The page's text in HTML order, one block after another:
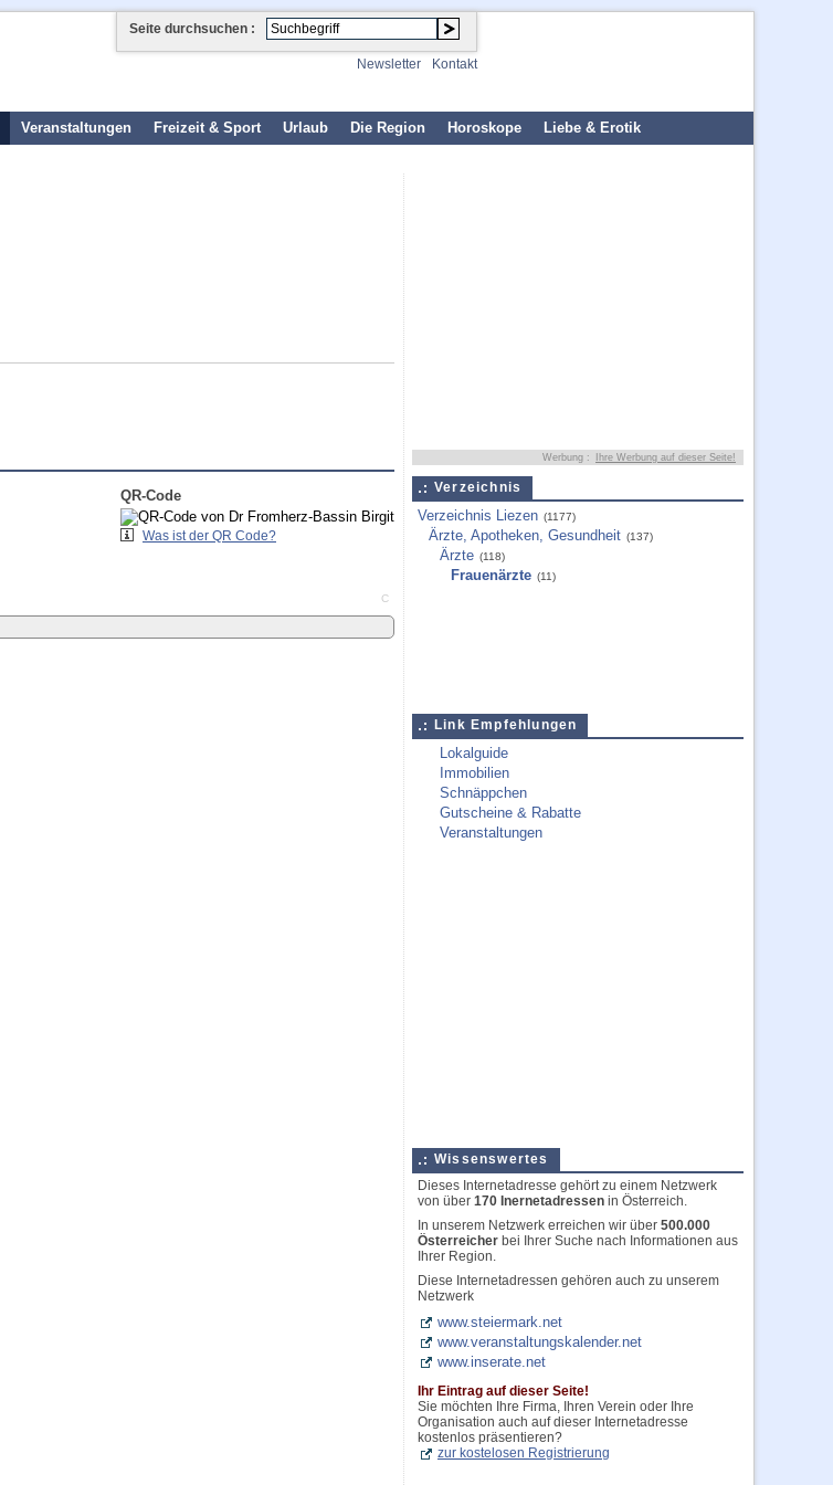
Seite durchsuchen :
Newsletter Kontakt
Veranstaltungen Freizeit & Sport Urlaub Die Region Horoskope Liebe & Erotik
QR-Code
Was ist der QR Code?
C
Werbung : Ihre Werbung auf dieser Seite!
Verzeichnis
Verzeichnis Liezen (1177)
Ärzte, Apotheken, Gesundheit (137)
Ärzte (118)
Frauenärzte (11)
Link Empfehlungen
Lokalguide
Immobilien
Schnäppchen
Gutscheine & Rabatte
Veranstaltungen
Wissenswertes
Dieses Internetadresse gehört zu einem Netzwerk
von über 170 Inernetadressen in Österreich.
In unserem Netzwerk erreichen wir über 500.000
Österreicher bei Ihrer Suche nach Informationen aus
Ihrer Region.
Diese Internetadressen gehören auch zu unserem
Netzwerk
www.steiermark.net
www.veranstaltungskalender.net
www.inserate.net
Ihr Eintrag auf dieser Seite!
Sie möchten Ihre Firma, Ihren Verein oder Ihre
Organisation auch auf dieser Internetadresse
kostenlos präsentieren?
zur kostelosen Registrierung